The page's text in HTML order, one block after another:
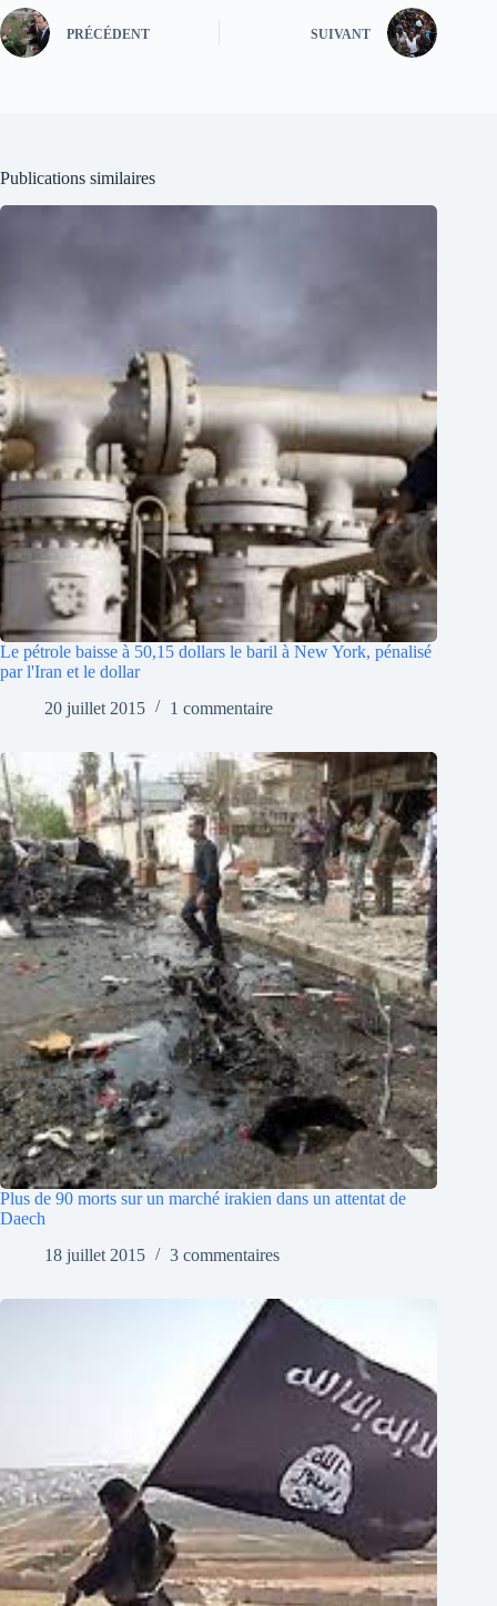
PRÉCÉDENT SUIVANT
Publications similaires
Le pétrole baisse à 50,15 dollars le baril à New York, pénalisé
par l'Iran et le dollar
20 juillet 2015
1 commentaire
Plus de 90 morts sur un marché irakien dans un attentat de
Daech
18 juillet 2015
3 commentaires